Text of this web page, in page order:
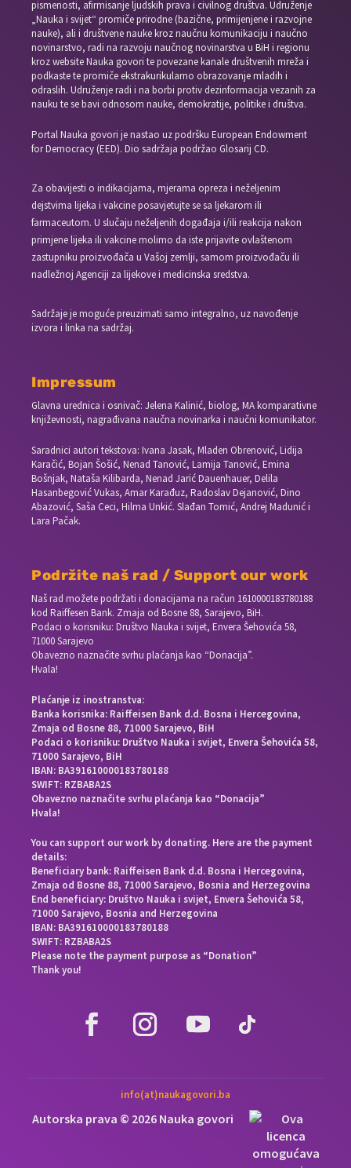
pismenosti, afirmisanje ljudskih prava i civilnog društva. Udruženje
„Nauka i svijet“ promiče prirodne (bazične, primijenjene i razvojne
nauke), ali i društvene nauke kroz naučnu komunikaciju i naučno
novinarstvo, radi na razvoju naučnog novinarstva u BiH i regionu
kroz website Nauka govori te povezane kanale društvenih mreža i
podkaste te promiče ekstrakurikularno obrazovanje mladih i
odraslih. Udruženje radi i na borbi protiv dezinformacija vezanih za
nauku te se bavi odnosom nauke, demokratije, politike i društva.
Portal Nauka govori je nastao uz podršku European Endowment
for Democracy (EED). Dio sadržaja podržao Glosarij CD.
Za obavijesti o indikacijama, mjerama opreza i neželjenim
dejstvima lijeka i vakcine posavjetujte se sa ljekarom ili
farmaceutom. U slučaju neželjenih događaja i/ili reakcija nakon
primjene lijeka ili vakcine molimo da iste prijavite ovlaštenom
zastupniku proizvođača u Vašoj zemlji, samom proizvođaču ili
nadležnoj Agenciji za lijekove i medicinska sredstva.
Sadržaje je moguće preuzimati samo integralno, uz navođenje
izvora i linka na sadržaj.
Impressum
Glavna urednica i osnivač: Jelena Kalinić, biolog, MA komparativne
književnosti, nagrađivana naučna novinarka i naučni komunikator.
Saradnici autori tekstova: Ivana Jasak, Mladen Obrenović, Lidija
Karačić, Bojan Šošić, Nenad Tanović, Lamija Tanović, Emina
Bošnjak, Nataša Kilibarda, Nenad Jarić Dauenhauer, Delila
Hasanbegović Vukas, Amar Karađuz, Radoslav Dejanović, Dino
Abazović, Saša Ceci, Hilma Unkić. Slađan Tomić, Andrej Madunić i
Lara Pačak.
Podržite naš rad / Support our work
Naš rad možete podržati i donacijama na račun 1610000183780188
kod Raiffesen Bank. Zmaja od Bosne 88, Sarajevo, BiH.
Podaci o korisniku: Društvo Nauka i svijet, Envera Šehovića 58,
71000 Sarajevo
Obavezno naznačite svrhu plaćanja kao “Donacija”.
Hvala!
Plaćanje iz inostranstva:
Banka korisnika: Raiffeisen Bank d.d. Bosna i Hercegovina,
Zmaja od Bosne 88, 71000 Sarajevo, BiH
Podaci o korisniku: Društvo Nauka i svijet, Envera Šehovića 58,
71000 Sarajevo, BiH
IBAN: BA391610000183780188
SWIFT: RZBABA2S
Obavezno naznačite svrhu plaćanja kao “Donacija”
Hvala!
You can support our work by donating. Here are the payment
details:
Beneficiary bank: Raiffeisen Bank d.d. Bosna i Hercegovina,
Zmaja od Bosne 88, 71000 Sarajevo, Bosnia and Herzegovina
End beneficiary: Društvo Nauka i svijet, Envera Šehovića 58,
71000 Sarajevo, Bosnia and Herzegovina
IBAN: BA391610000183780188
SWIFT: RZBABA2S
Please note the payment purpose as “Donation”
Thank you!
info(at)naukagovori.ba
Autorska prava © 2026 Nauka govori